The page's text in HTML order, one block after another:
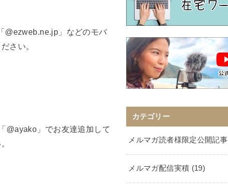
@ezweb.ne.jp」などのモバ
さい。
@ayako」でお友達追加して
カテゴリー
メルマガ読者様限定公開記事
メルマガ配信実積 (19)